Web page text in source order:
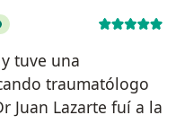
tuve una
traumatólogo
Juan Lazarte fuí a la